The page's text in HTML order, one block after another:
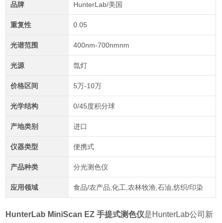
品牌 HunterLab/美国
重复性 0.05
光谱范围 400nm-700nmnm
光源 氙灯
价格区间 5万-10万
光学结构 0/45度积分球
产地类别 进口
仪器类型 便携式
产品种类 分光测色仪
应用领域 食品/农产品,化工,农林牧渔,石油,纺织/印染
HunterLab MiniScan EZ 手提式测色仪是HunterLab公司新